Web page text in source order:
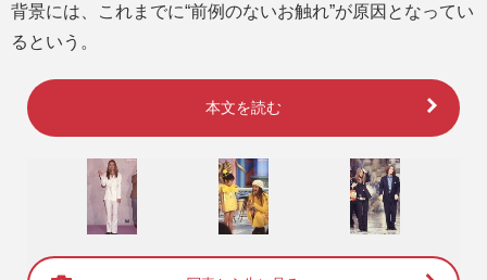
背景には、これまでに“前例のないお触れ”が原因となってい
るという。
本文を読む